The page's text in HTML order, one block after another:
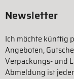
Newsletter
Ich möchte künftig
Angeboten,
Verpackungs- und
Abmeldung ist